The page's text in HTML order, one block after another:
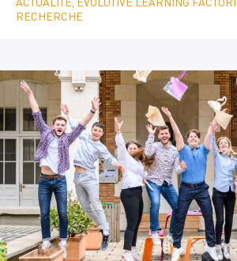
RECHERCHE